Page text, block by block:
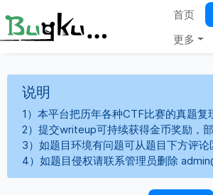
首页
更多
说明
1）本平台把历年各种CTF比赛的真题
2）提交writeup可持续获得金币奖励，
3）如题目环境有问题可从题目下方评
4）如题目侵权请联系管理员删除